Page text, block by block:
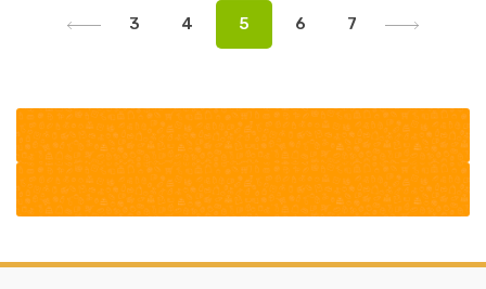
3 4 5 6 7